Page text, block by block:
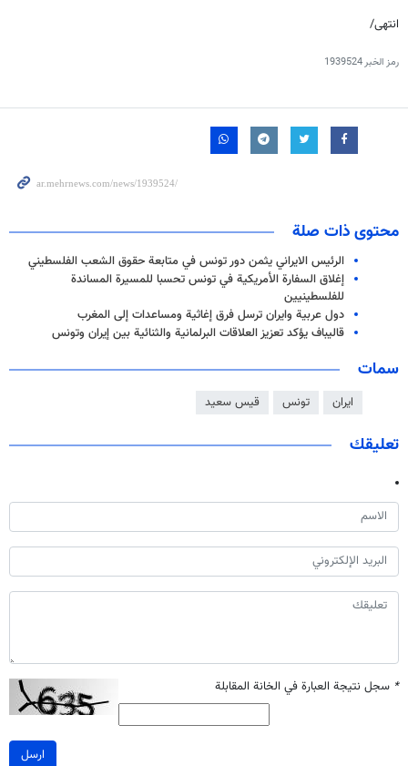
انتهى/
رمز الخبر1939524
محتوى ذات صلة
الرئيس الايراني يثمن دور تونس في متابعة حقوق الشعب الفلسطيني
إغلاق السفارة الأمريكية في تونس تحسبا للمسيرة المساندة
للفلسطينيين
دول عربية وايران ترسل فرق إغاثية ومساعدات إلى المغرب
قاليباف يؤكد تعزيز العلاقات البرلمانية والثنائية بين إيران وتونس
سمات
ايران تونس قيس سعيد
تعليقك
* سجل نتيجة العبارة في الخانة المقابلة
ارسل